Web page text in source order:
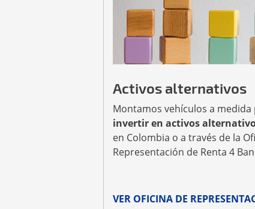
Activos alternativos
Montamos vehículos a medida
invertir en activos
en Colombia o a través de la
Representación de Renta 4
VER OFICINA DE